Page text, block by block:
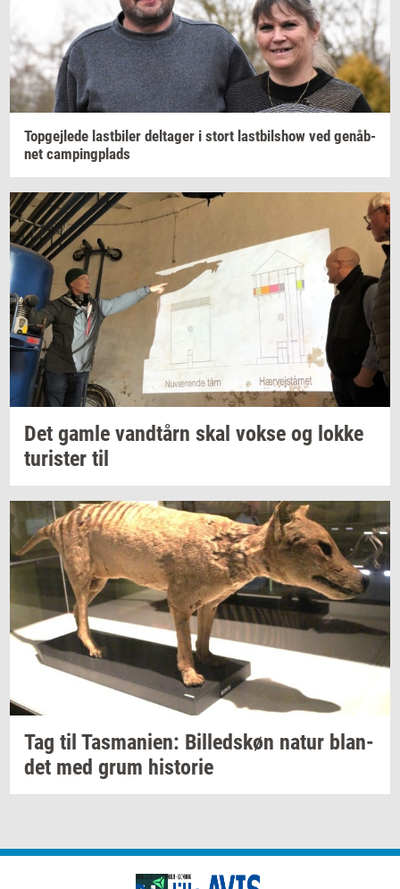
Top­gej­le­de last­bi­ler del­ta­ger i stort last­bils­how ved genåb­
net cam­ping­plads
Det gamle vandtårn skal vokse og lokke
turi­ster til
Tag til Tas­ma­ni­en: Bil­leds­køn natur blan­
det med grum hi­sto­rie